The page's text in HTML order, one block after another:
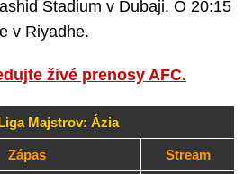
Stadium v Dubaji. O 20:15
v Riyadhe.
živé prenosy AFC.
Majstrov: Ázia
Zápas Stream